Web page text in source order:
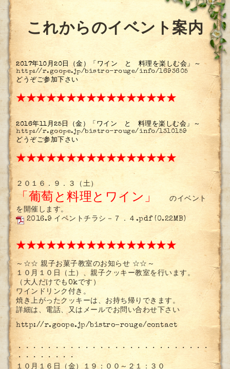
これからのイベント案内
2017年10月20日（金）「ワイン と 料理を楽しむ会」～
http://r.goope.jp/bistro-rouge/info/1693605
どうぞご参加下さい
★★★★★★★★★★★★★★★★
2016年11月25日（金）「ワイン と 料理を楽しむ会」～
http://r.goope.jp/bistro-rouge/info/1310159
どうぞご参加下さい
★★★★★★★★★★★★★★★★
２０１６．９．３（土）
「葡萄と料理とワイン」のイベント
を開催します。
2016.9 イベントチラシ－７．４.pdf (0.22MB)
★★★★★★★★★★★★★★★★
～☆☆ 親子お菓子教室のお知らせ ☆☆～
１０月１０日（土）、親子クッキー教室を行います。
（大人だけでもOkです）
ワインドリンク付き。
焼き上がったクッキーは、お持ち帰りできます。
詳細は、電話、又はメールでお問い合わせ下さい
http://r.goope.jp/bistro-rouge/contact
・・・・・・・・・・・・・・・・・・・・・・・・・・
・・・・・・・・
１０月１６日（金）１９：００～２１：３０